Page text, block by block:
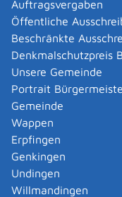
Auftragsvergaben
Öffentliche
Beschränkte
Denkmalschutzpreis
Unsere Gemeinde
Portrait
Gemeinde
Wappen
Erpfingen
Genkingen
Undingen
Willmandingen
Öffentlichen
bestellt, koordiniert
Verkehrsleistungen
(SPNV). Zudem
Fuß- und
Fördermaßnahmen
Als Ideengeber und
Mobilität baut die
Themenfelder
Mobilität weiter aus.